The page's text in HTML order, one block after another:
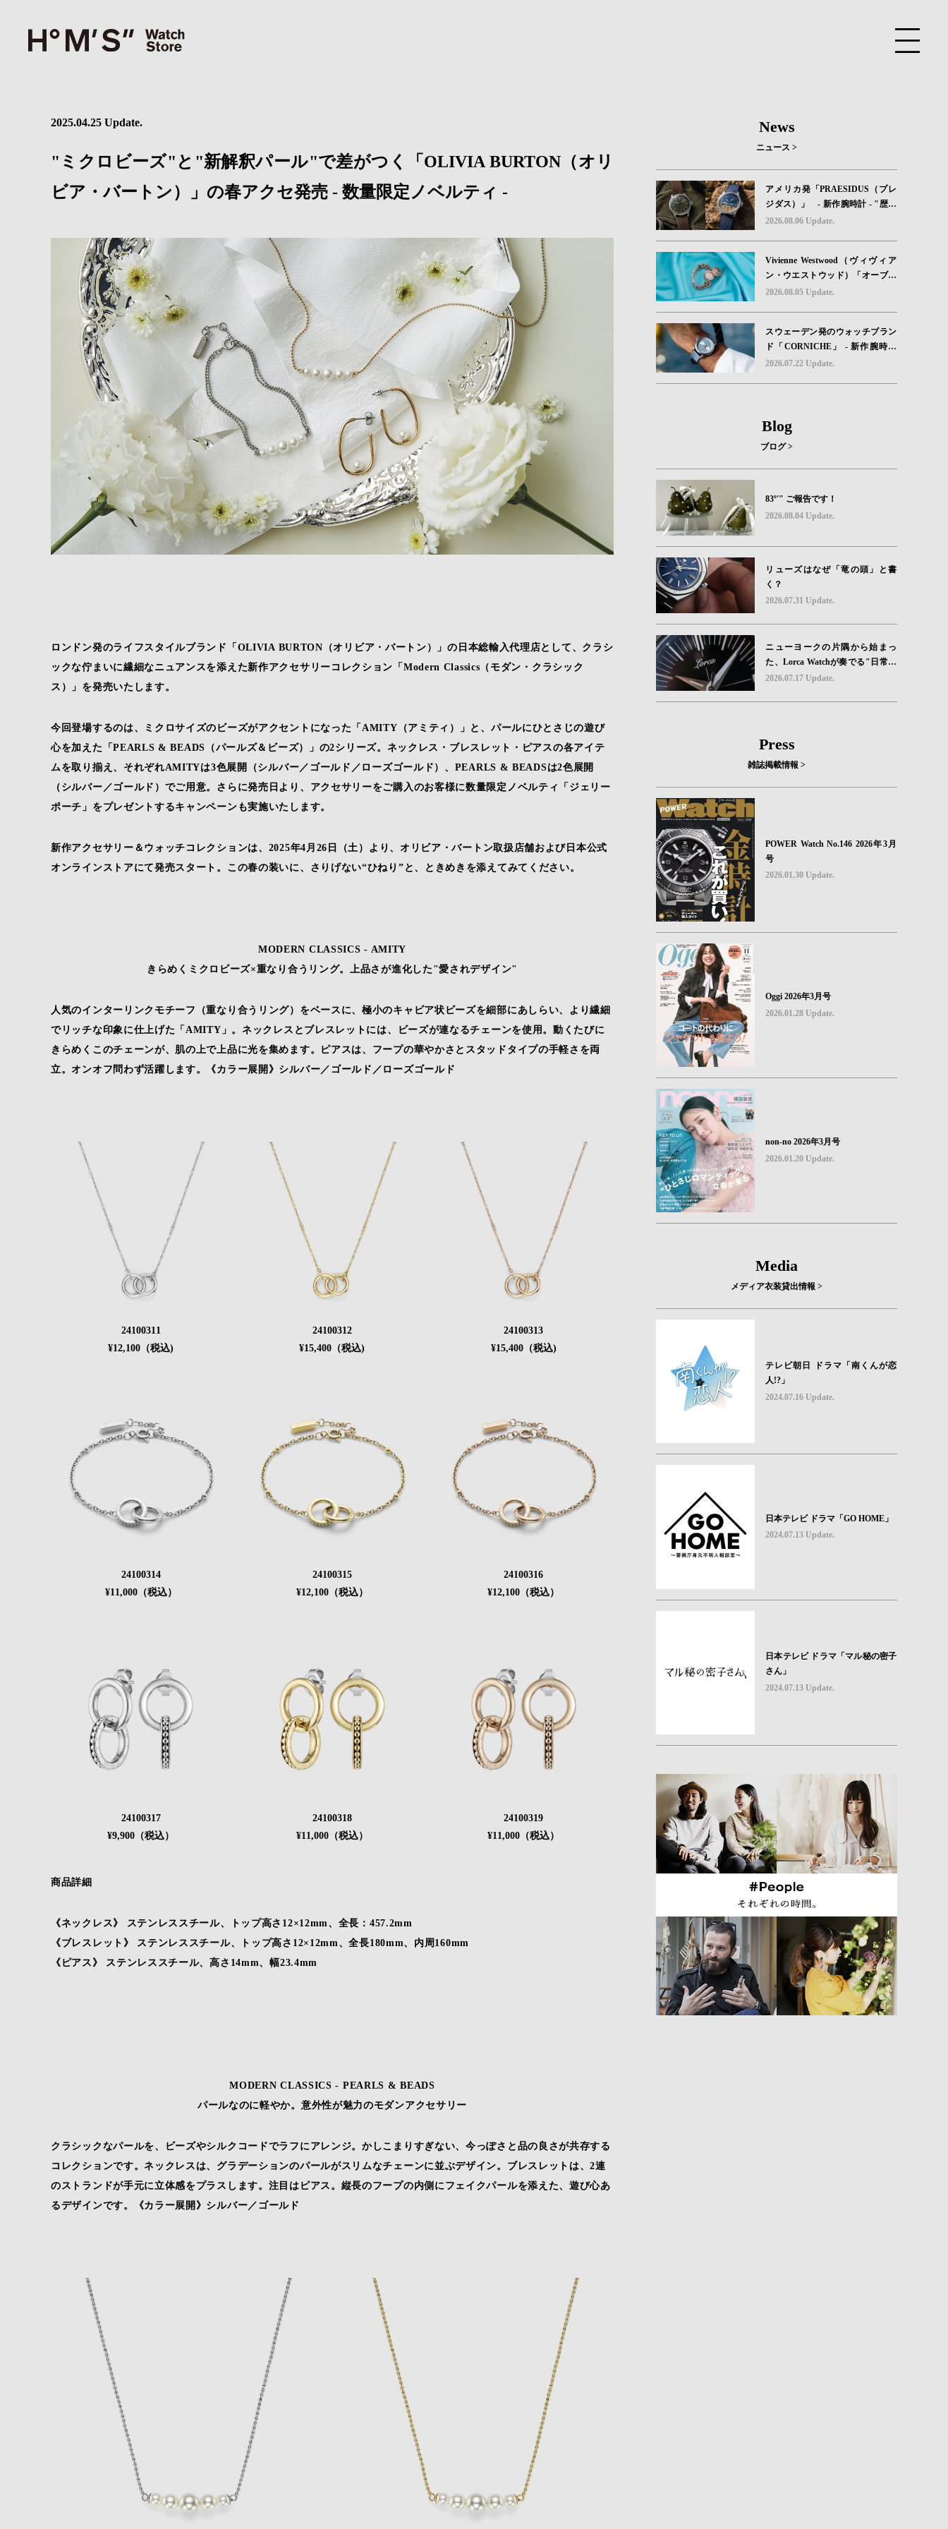
2025.04.25 Update.
"ミクロビーズ"と"新解釈パール"で差がつく「OLIVIA BURTON（オリ
ビア・バートン）」の春アクセ発売 - 数量限定ノベルティ -
ロンドン発のライフスタイルブランド「OLIVIA BURTON（オリビア・バートン）」の日本総輸入代理店として、クラシ
ックな佇まいに繊細なニュアンスを添えた新作アクセサリーコレクション「Modern Classics（モダン・クラシック
ス）」を発売いたします。
今回登場するのは、ミクロサイズのビーズがアクセントになった「AMITY（アミティ）」と、パールにひとさじの遊び
心を加えた「PEARLS & BEADS（パールズ＆ビーズ）」の2シリーズ。ネックレス・ブレスレット・ピアスの各アイテ
ムを取り揃え、それぞれAMITYは3色展開（シルバー／ゴールド／ローズゴールド）、PEARLS & BEADSは2色展開
（シルバー／ゴールド）でご用意。さらに発売日より、アクセサリーをご購入のお客様に数量限定ノベルティ「ジェリー
ポーチ」をプレゼントするキャンペーンも実施いたします。
新作アクセサリー＆ウォッチコレクションは、2025年4月26日（土）より、オリビア・バートン取扱店舗および日本公式
オンラインストアにて発売スタート。この春の装いに、さりげない“ひねり”と、ときめきを添えてみてください。
MODERN CLASSICS - AMITY
きらめくミクロビーズ×重なり合うリング。上品さが進化した"愛されデザイン"
人気のインターリンクモチーフ（重なり合うリング）をベースに、極小のキャビア状ビーズを細部にあしらい、より繊細
でリッチな印象に仕上げた「AMITY」。ネックレスとブレスレットには、ビーズが連なるチェーンを使用。動くたびに
きらめくこのチェーンが、肌の上で上品に光を集めます。ピアスは、フープの華やかさとスタッドタイプの手軽さを両
立。オンオフ問わず活躍します。《カラー展開》シルバー／ゴールド／ローズゴールド
24100311
¥12,100（税込)
24100312
¥15,400（税込)
24100313
¥15,400（税込)
24100314
¥11,000（税込）
24100315
¥12,100（税込）
24100316
¥12,100（税込）
24100317
¥9,900（税込）
24100318
¥11,000（税込）
24100319
¥11,000（税込）
商品詳細
《ネックレス》 ステンレススチール、トップ高さ12×12mm、全長：457.2mm
《ブレスレット》 ステンレススチール、トップ高さ12×12mm、全長180mm、内周160mm
《ピアス》 ステンレススチール、高さ14mm、幅23.4mm
MODERN CLASSICS - PEARLS & BEADS
パールなのに軽やか。意外性が魅力のモダンアクセサリー
クラシックなパールを、ビーズやシルクコードでラフにアレンジ。かしこまりすぎない、今っぽさと品の良さが共存する
コレクションです。ネックレスは、グラデーションのパールがスリムなチェーンに並ぶデザイン。ブレスレットは、2連
のストランドが手元に立体感をプラスします。注目はピアス。縦長のフープの内側にフェイクパールを添えた、遊び心あ
るデザインです。《カラー展開》シルバー／ゴールド
News
ニュース >
アメリカ発「PRAESIDUS（プレ
ジダス）」 - 新作腕時計 - "歴史
を身に着ける“ -戦場を駆け抜けた
字盤に閉じ込めた「A-11」コレク
ション2種類が発売。
2026.08.06 Update.
Vivienne Westwood（ヴィヴィア
ン・ウエストウッド）「オーブボ
タン」コレクションに、⽇本限定
2026.08.05 Update.
スウェーデン発のウォッチブラン
ド「CORNICHE」 - 新作腕時計
地中海の夏を映す、爽やかなブル
2026.07.22 Update.
Blog
ブログ >
83º'" ご報告です！
2026.08.04 Update.
リューズはなぜ「竜の頭」と書
く？
2026.07.31 Update.
ニューヨークの片隅から始まっ
た、Lorca Watchが奏でる"日常の
ロマン"｜Brand Picks #08
2026.07.17 Update.
Press
雑誌掲載情報 >
POWER Watch No.146 2026年3月
号
2026.01.30 Update.
Oggi 2026年3月号
2026.01.28 Update.
non-no 2026年3月号
2026.01.20 Update.
Media
メディア衣装貸出情報 >
テレビ朝日 ドラマ「南くんが恋
人!?」
2024.07.16 Update.
日本テレビ ドラマ「GO HOME」
2024.07.13 Update.
日本テレビ ドラマ「マル秘の密子
さん」
2024.07.13 Update.